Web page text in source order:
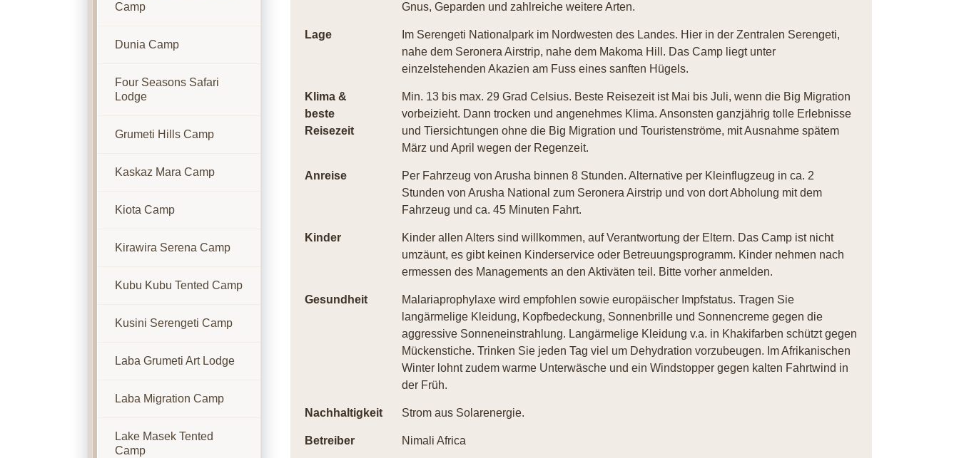
Gnus, Geparden und zahlreiche weitere Arten.
Lage
Im Serengeti Nationalpark im Nordwesten des Landes. Hier in der Zentralen Serengeti,
nahe dem Seronera Airstrip, nahe dem Makoma Hill. Das Camp liegt unter
einzelstehenden Akazien am Fuss eines sanften Hügels.
Klima &
beste
Reisezeit
Min. 13 bis max. 29 Grad Celsius. Beste Reisezeit ist Mai bis Juli, wenn die Big Migration
vorbeizieht. Dann trocken und angenehmes Klima. Ansonsten ganzjährig tolle Erlebnisse
und Tiersichtungen ohne die Big Migration und Touristenströme, mit Ausnahme spätem
März und April wegen der Regenzeit.
Anreise
Per Fahrzeug von Arusha binnen 8 Stunden. Alternative per Kleinflugzeug in ca. 2
Stunden von Arusha National zum Seronera Airstrip und von dort Abholung mit dem
Fahrzeug und ca. 45 Minuten Fahrt.
Kinder
Kinder allen Alters sind willkommen, auf Verantwortung der Eltern. Das Camp ist nicht
umzäunt, es gibt keinen Kinderservice oder Betreuungsprogramm. Kinder nehmen nach
ermessen des Managements an den Aktiväten teil. Bitte vorher anmelden.
Gesundheit
Malariaprophylaxe wird empfohlen sowie europäischer Impfstatus. Tragen Sie
langärmelige Kleidung, Kopfbedeckung, Sonnenbrille und Sonnencreme gegen die
aggressive Sonneneinstrahlung. Langärmelige Kleidung v.a. in Khakifarben schützt gegen
Mückenstiche. Trinken Sie jeden Tag viel um Dehydration vorzubeugen. Im Afrikanischen
Winter lohnt zudem warme Unterwäsche und ein Windstopper gegen kalten Fahrtwind in
der Früh.
Nachhaltigkeit Strom aus Solarenergie.
Betreiber Nimali Africa
Camp
Dunia Camp
Four Seasons Safari
Lodge
Grumeti Hills Camp
Kaskaz Mara Camp
Kiota Camp
Kirawira Serena Camp
Kubu Kubu Tented Camp
Kusini Serengeti Camp
Laba Grumeti Art Lodge
Laba Migration Camp
Lake Masek Tented
Camp